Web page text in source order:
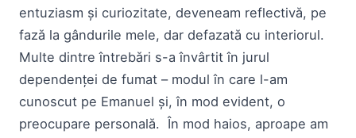
entuziasm și curiozitate, deveneam reflectivă, pe
fază la gândurile mele, dar defazată cu interiorul.
Multe dintre întrebări s-a învârtit în jurul
dependenței de fumat – modul în care l-am
cunoscut pe Emanuel și, în mod evident, o
preocupare personală. În mod haios, aproape am